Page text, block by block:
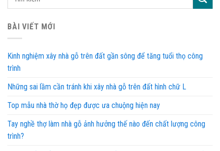
BÀI VIẾT MỚI
Kinh nghiệm xây nhà gỗ trên đất gần sông để tăng tuổi thọ công
trình
Những sai lầm cần tránh khi xây nhà gỗ trên đất hình chữ L
Top mẫu nhà thờ họ đẹp được ưa chuộng hiện nay
Tay nghề thợ làm nhà gỗ ảnh hưởng thế nào đến chất lượng công
trình?